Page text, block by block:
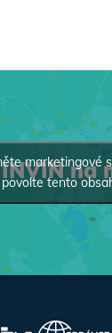
INVIN na
marketingové
tento